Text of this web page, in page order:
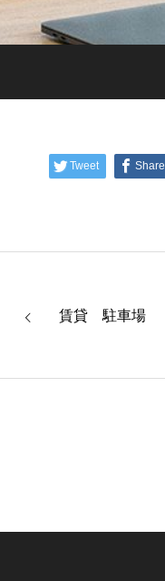
Tweet Share
賃貸 駐車場